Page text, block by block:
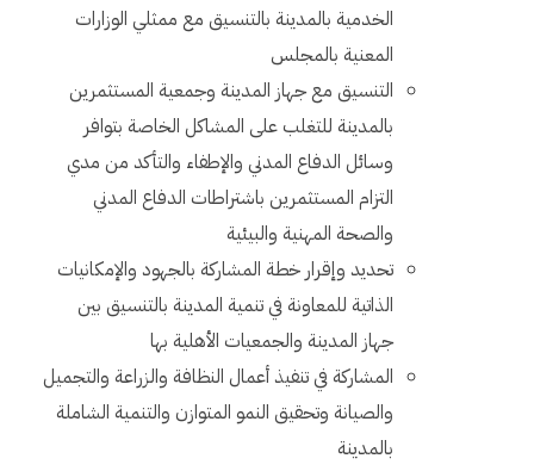
الخدمية بالمدينة بالتنسيق مع ممثلي الوزارات
المعنية بالمجلس
التنسيق مع جهاز المدينة وجمعية المستثمرين
بالمدينة للتغلب على المشاكل الخاصة بتوافر
وسائل الدفاع المدني والإطفاء والتأكد من مدي
التزام المستثمرين باشتراطات الدفاع المدني
والصحة المهنية والبيئية
تحديد وإقرار خطة المشاركة بالجهود والإمكانيات
الذاتية للمعاونة في تنمية المدينة بالتنسيق بين
جهاز المدينة والجمعيات الأهلية بها
المشاركة في تنفيذ أعمال النظافة والزراعة والتجميل
والصيانة وتحقيق النمو المتوازن والتنمية الشاملة
بالمدينة